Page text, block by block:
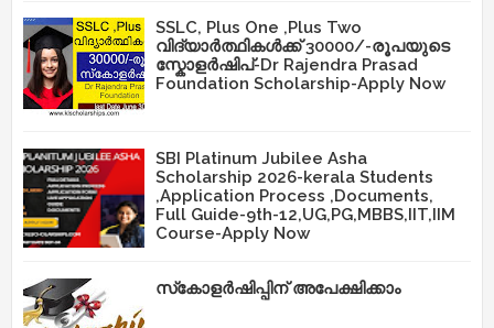
SSLC, Plus One ,Plus Two
വിദ്യാർത്ഥികൾക്ക് 30000/-രൂപയുടെ
സ്കോളർഷിപ്-Dr Rajendra Prasad
Foundation Scholarship-Apply Now
SBI Platinum Jubilee Asha
Scholarship 2026-kerala Students
,Application Process ,Documents,
Full Guide-9th-12,UG,PG,MBBS,IIT,IIM
Course-Apply Now
സ്‌കോളർഷിപ്പിന് അപേക്ഷിക്കാം